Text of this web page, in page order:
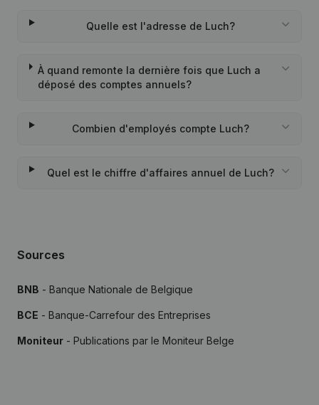
Quelle est l'adresse de Luch?
À quand remonte la dernière fois que Luch a
déposé des comptes annuels?
Combien d'employés compte Luch?
Quel est le chiffre d'affaires annuel de Luch?
Sources
BNB - Banque Nationale de Belgique
BCE - Banque-Carrefour des Entreprises
Moniteur - Publications par le Moniteur Belge